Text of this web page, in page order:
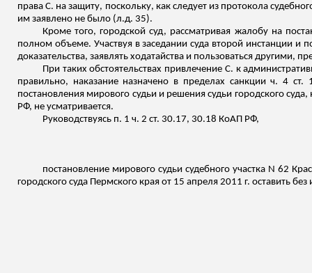
права С. на защиту, поскольку, как следует из протокола
им заявлено не было (л.д. 35).
Кроме того, городской суд, рассматривая жалобу на
полном объеме. Участвуя в заседании суда второй инстанции
доказательства, заявлять ходатайства и пользоваться другими,
При таких обстоятельствах привлечение С. к
правильно, наказание назначено в пределах санкции ч. 4
постановления мирового судьи и решения судьи городского
РФ, не усматривается.
Руководствуясь п. 1 ч. 2 ст. 30.17, 30.18 КоАП РФ,
постановление мирового судьи судебного участка N 62
городского суда Пермского края от 15 апреля 2011 г. оставить